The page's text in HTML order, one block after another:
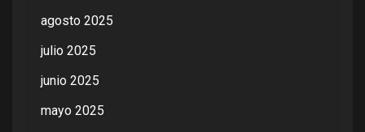
agosto 2025
julio 2025
junio 2025
mayo 2025